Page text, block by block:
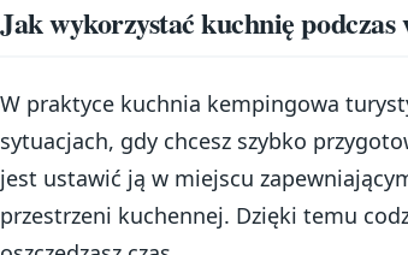
Jak wykorzystać kuchnię
W praktyce kuchnia kempingowa
sytuacjach, gdy chcesz szybko
jest ustawić ją w miejscu
przestrzeni kuchennej. Dzięki temu